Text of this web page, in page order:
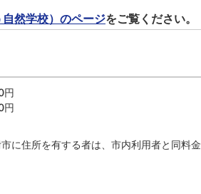
然学校）のページをご覧ください。
円
円
に住所を有する者は、市内利用者と同料金